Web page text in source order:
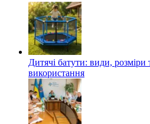
Дитячі батути: види, розміри
використання